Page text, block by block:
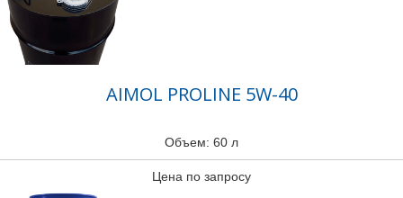
AIMOL PROLINE 5W-40
Объем: 60 л
Цена по запросу